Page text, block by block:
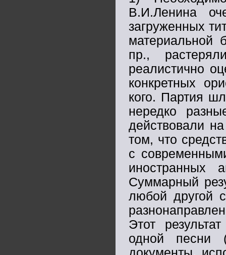
В.И.Ленина
загруженных
материальной
пр.,
реалистично
конкретных
кого. Партия
нередко
действовали
том, что
с
иностранных
Суммарный
любой другой
Этот
одной песни